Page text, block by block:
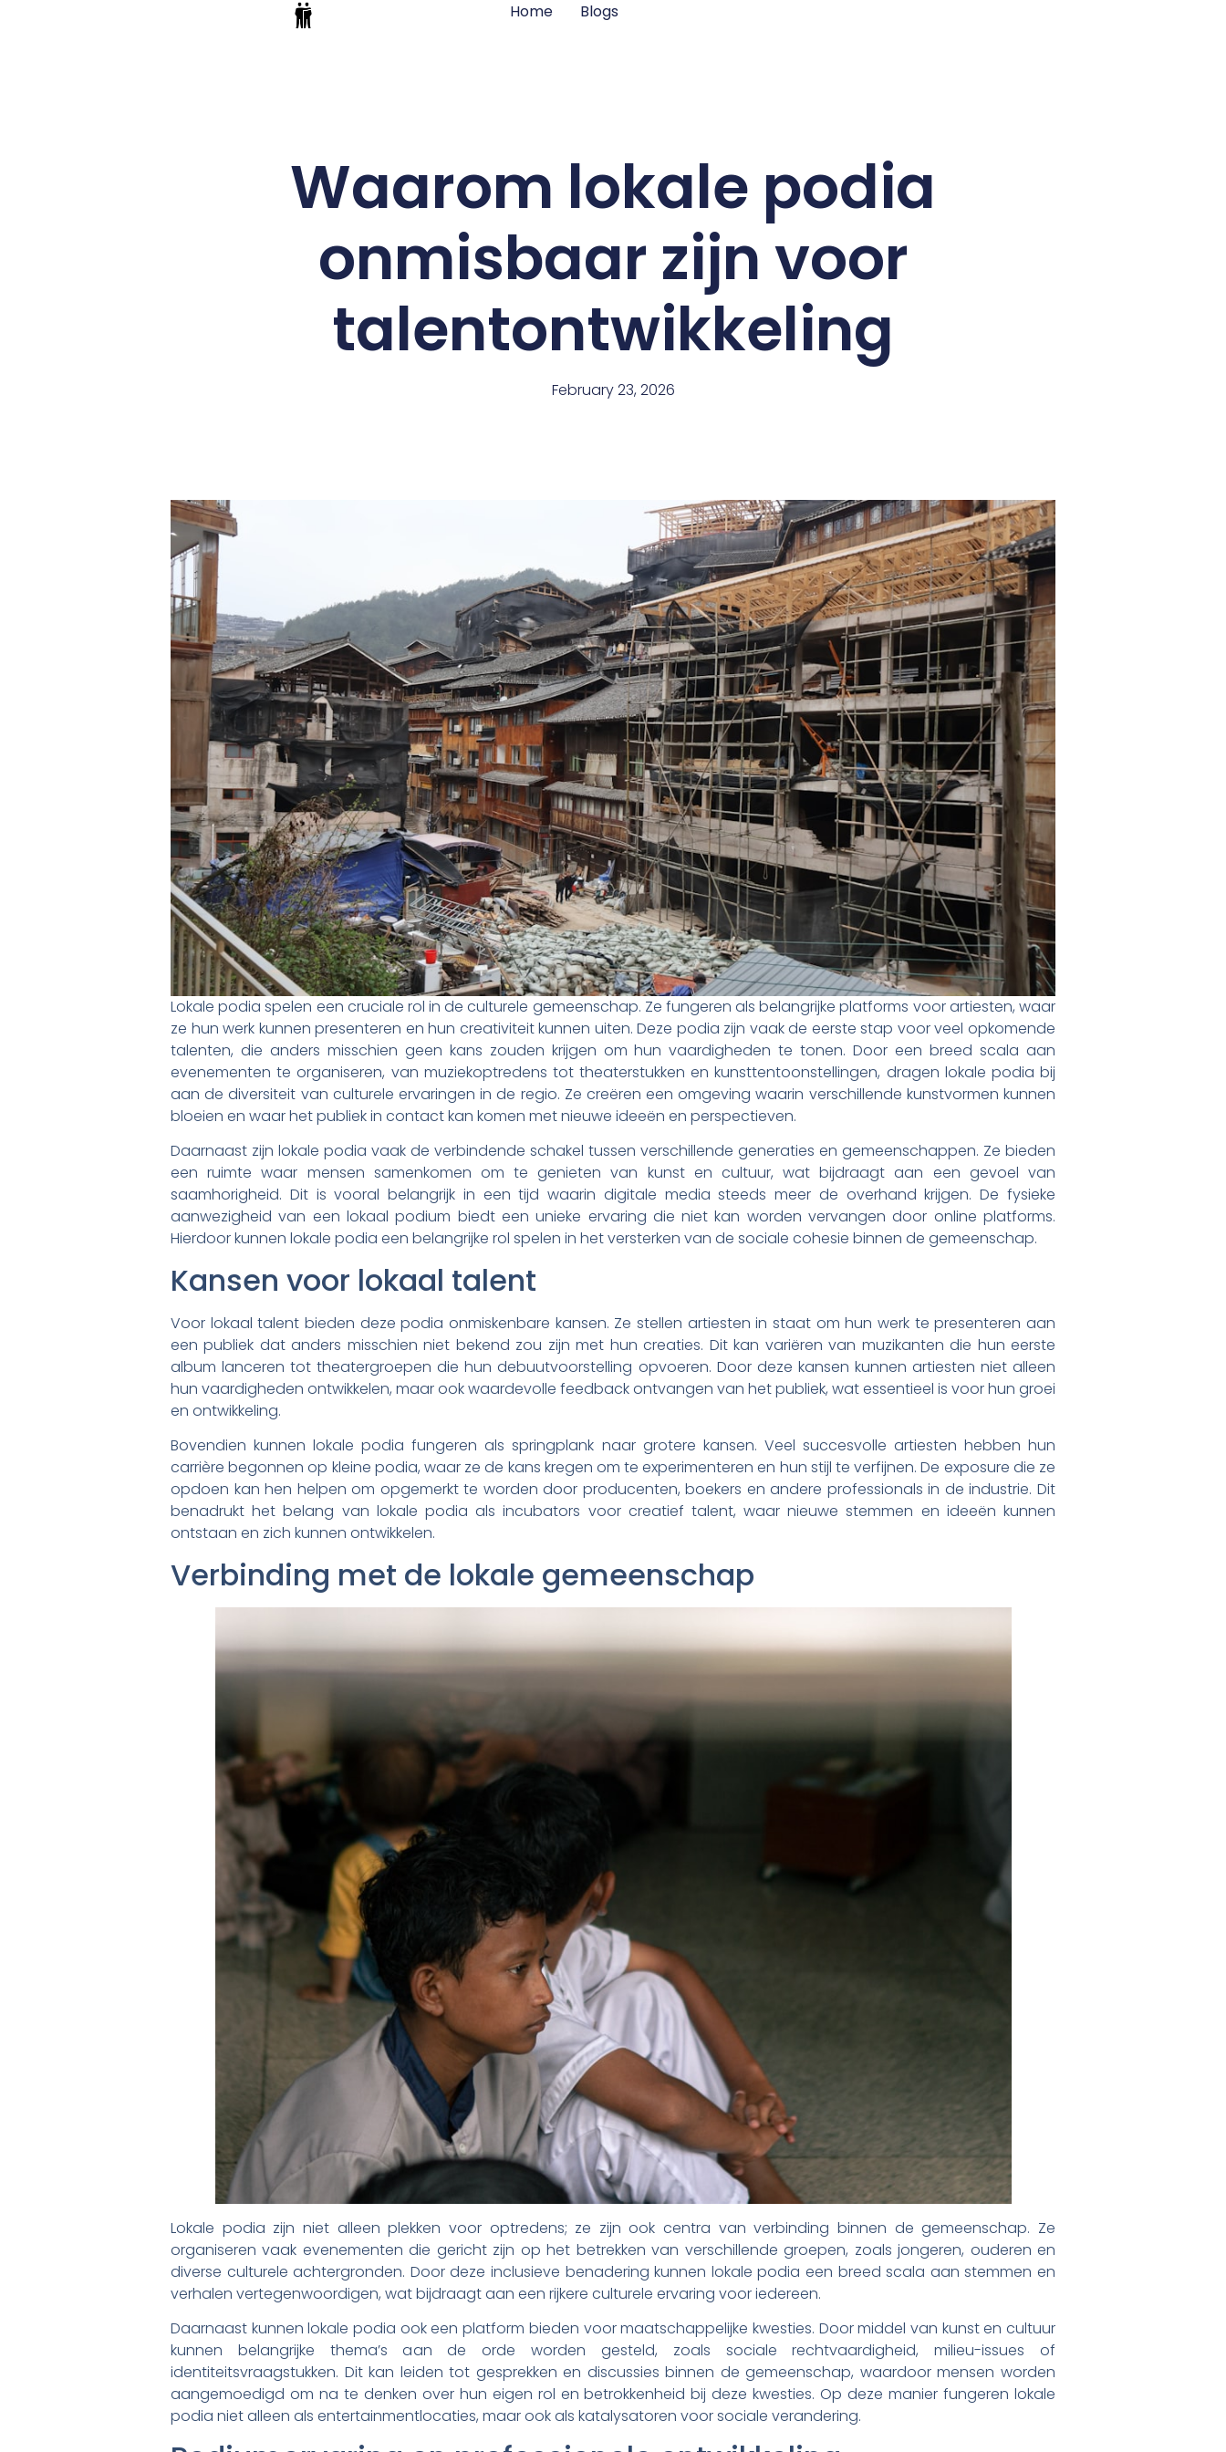
Home Blogs
Waarom lokale podia
onmisbaar zijn voor
talentontwikkeling
February 23, 2026
Lokale podia spelen een cruciale rol in de culturele gemeenschap. Ze fungeren als belangrijke platforms voor artiesten, waar
ze hun werk kunnen presenteren en hun creativiteit kunnen uiten. Deze podia zijn vaak de eerste stap voor veel opkomende
talenten, die anders misschien geen kans zouden krijgen om hun vaardigheden te tonen. Door een breed scala aan
evenementen te organiseren, van muziekoptredens tot theaterstukken en kunsttentoonstellingen, dragen lokale podia bij
aan de diversiteit van culturele ervaringen in de regio. Ze creëren een omgeving waarin verschillende kunstvormen kunnen
bloeien en waar het publiek in contact kan komen met nieuwe ideeën en perspectieven.
Daarnaast zijn lokale podia vaak de verbindende schakel tussen verschillende generaties en gemeenschappen. Ze bieden
een ruimte waar mensen samenkomen om te genieten van kunst en cultuur, wat bijdraagt aan een gevoel van
saamhorigheid. Dit is vooral belangrijk in een tijd waarin digitale media steeds meer de overhand krijgen. De fysieke
aanwezigheid van een lokaal podium biedt een unieke ervaring die niet kan worden vervangen door online platforms.
Hierdoor kunnen lokale podia een belangrijke rol spelen in het versterken van de sociale cohesie binnen de gemeenschap.
Kansen voor lokaal talent
Voor lokaal talent bieden deze podia onmiskenbare kansen. Ze stellen artiesten in staat om hun werk te presenteren aan
een publiek dat anders misschien niet bekend zou zijn met hun creaties. Dit kan variëren van muzikanten die hun eerste
album lanceren tot theatergroepen die hun debuutvoorstelling opvoeren. Door deze kansen kunnen artiesten niet alleen
hun vaardigheden ontwikkelen, maar ook waardevolle feedback ontvangen van het publiek, wat essentieel is voor hun groei
en ontwikkeling.
Bovendien kunnen lokale podia fungeren als springplank naar grotere kansen. Veel succesvolle artiesten hebben hun
carrière begonnen op kleine podia, waar ze de kans kregen om te experimenteren en hun stijl te verfijnen. De exposure die ze
opdoen kan hen helpen om opgemerkt te worden door producenten, boekers en andere professionals in de industrie. Dit
benadrukt het belang van lokale podia als incubators voor creatief talent, waar nieuwe stemmen en ideeën kunnen
ontstaan en zich kunnen ontwikkelen.
Verbinding met de lokale gemeenschap
Lokale podia zijn niet alleen plekken voor optredens; ze zijn ook centra van verbinding binnen de gemeenschap. Ze
organiseren vaak evenementen die gericht zijn op het betrekken van verschillende groepen, zoals jongeren, ouderen en
diverse culturele achtergronden. Door deze inclusieve benadering kunnen lokale podia een breed scala aan stemmen en
verhalen vertegenwoordigen, wat bijdraagt aan een rijkere culturele ervaring voor iedereen.
Daarnaast kunnen lokale podia ook een platform bieden voor maatschappelijke kwesties. Door middel van kunst en cultuur
kunnen belangrijke thema’s aan de orde worden gesteld, zoals sociale rechtvaardigheid, milieu-issues of
identiteitsvraagstukken. Dit kan leiden tot gesprekken en discussies binnen de gemeenschap, waardoor mensen worden
aangemoedigd om na te denken over hun eigen rol en betrokkenheid bij deze kwesties. Op deze manier fungeren lokale
podia niet alleen als entertainmentlocaties, maar ook als katalysatoren voor sociale verandering.